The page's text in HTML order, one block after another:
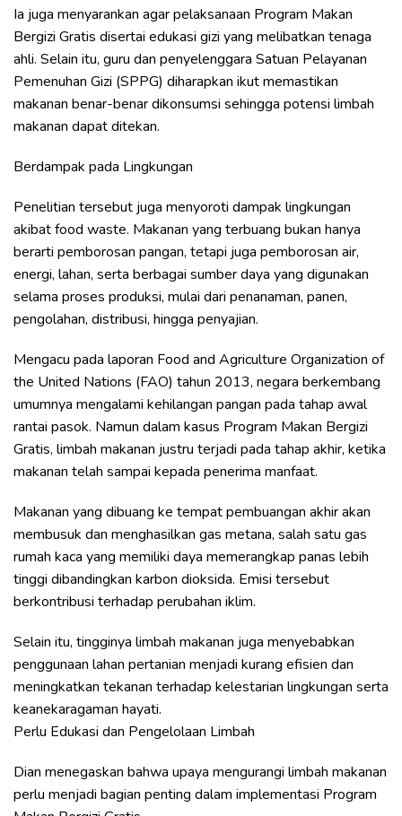
Ia juga menyarankan agar pelaksanaan Program Makan
Bergizi Gratis disertai edukasi gizi yang melibatkan tenaga
ahli. Selain itu, guru dan penyelenggara Satuan Pelayanan
Pemenuhan Gizi (SPPG) diharapkan ikut memastikan
makanan benar-benar dikonsumsi sehingga potensi limbah
makanan dapat ditekan.
Berdampak pada Lingkungan
Penelitian tersebut juga menyoroti dampak lingkungan
akibat food waste. Makanan yang terbuang bukan hanya
berarti pemborosan pangan, tetapi juga pemborosan air,
energi, lahan, serta berbagai sumber daya yang digunakan
selama proses produksi, mulai dari penanaman, panen,
pengolahan, distribusi, hingga penyajian.
Mengacu pada laporan Food and Agriculture Organization of
the United Nations (FAO) tahun 2013, negara berkembang
umumnya mengalami kehilangan pangan pada tahap awal
rantai pasok. Namun dalam kasus Program Makan Bergizi
Gratis, limbah makanan justru terjadi pada tahap akhir, ketika
makanan telah sampai kepada penerima manfaat.
Makanan yang dibuang ke tempat pembuangan akhir akan
membusuk dan menghasilkan gas metana, salah satu gas
rumah kaca yang memiliki daya memerangkap panas lebih
tinggi dibandingkan karbon dioksida. Emisi tersebut
berkontribusi terhadap perubahan iklim.
Selain itu, tingginya limbah makanan juga menyebabkan
penggunaan lahan pertanian menjadi kurang efisien dan
meningkatkan tekanan terhadap kelestarian lingkungan serta
keanekaragaman hayati.
Perlu Edukasi dan Pengelolaan Limbah
Dian menegaskan bahwa upaya mengurangi limbah makanan
perlu menjadi bagian penting dalam implementasi Program